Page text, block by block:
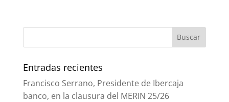
Entradas recientes
Francisco Serrano, Presidente de Ibercaja
banco, en la clausura del MERIN 25/26